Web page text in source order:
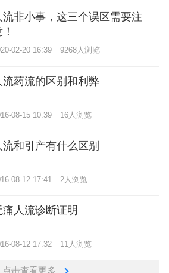
流非小事，这三个误区需要注
02-20 16:39 9268人浏览
流药流的区别和利弊
08-15 10:39 16人浏览
流和引产有什么区别
08-12 17:41 2人浏览
痛人流诊断证明
08-12 17:32 11人浏览
点击查看更多